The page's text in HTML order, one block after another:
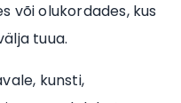
või olukordades, kus
tuua.
kunsti,